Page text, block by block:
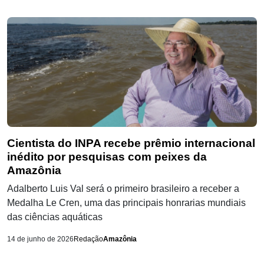
Cientista do INPA recebe prêmio internacional
inédito por pesquisas com peixes da
Amazônia
Adalberto Luis Val será o primeiro brasileiro a receber a
Medalha Le Cren, uma das principais honrarias mundiais
das ciências aquáticas
14 de junho de 2026 RedaçãoAmazônia